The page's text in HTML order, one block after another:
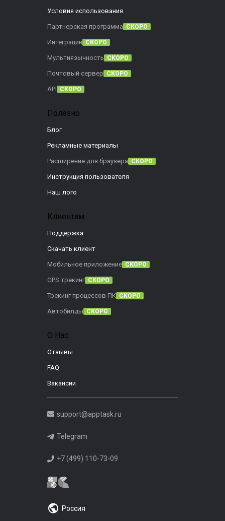
Условия использования
Партнерская программа СКОРО
Интеграции СКОРО
Мультиязычность СКОРО
Почтовый сервер СКОРО
API СКОРО
Полезно
Блог
Рекламные материалы
Расширение для браузера СКОРО
Инструкция пользователя
Наш лого
Клиентам
Поддержка
Скачать клиент
Мобильное приложение СКОРО
GPS трекинг СКОРО
Трекинг процессов ПК СКОРО
Автобилды СКОРО
О Нас
Отзывы
FAQ
Вакансии
support@apptask.ru
Telegram
+7 (499) 110-73-09
Россия